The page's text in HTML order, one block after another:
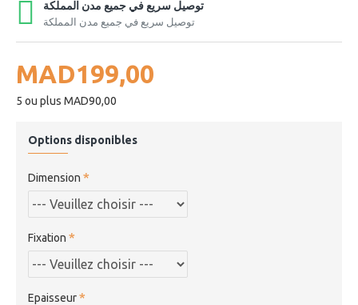
توصيل سريع في جميع مدن المملكة
توصيل سريع في جميع مدن المملكة
MAD199,00
5 ou plus MAD90,00
Options disponibles
Dimension
Fixation
Epaisseur